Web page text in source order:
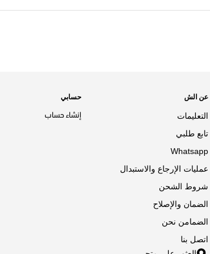
عن الش
التعليمات
تابع طلبي
Whatsapp
عمليات الإرجاع والاستبدال
شروط الشحن
الضمان والإصلاح
الضمامن نحن
اتصل بنا
حسابي
إنشاء حساب